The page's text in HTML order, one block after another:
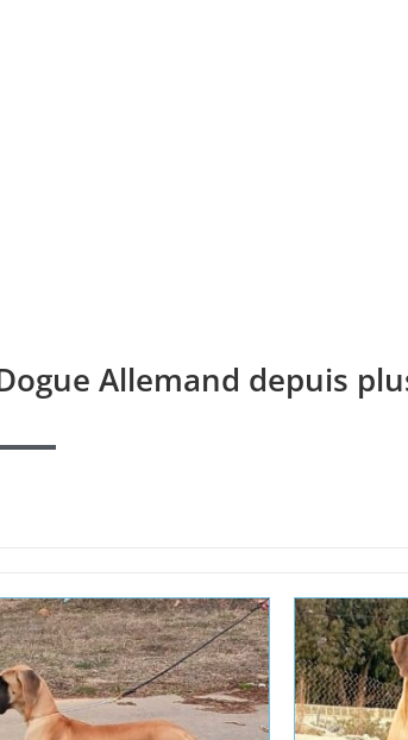
Allemand depuis